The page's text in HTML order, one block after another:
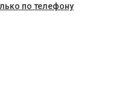
по телефону